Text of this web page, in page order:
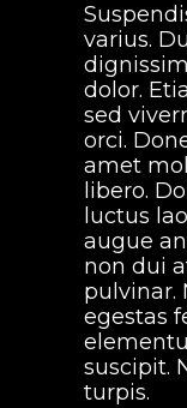
varius.
dolor.
sed
orci.
amet
libero.
luctus
augue
non dui
pulvinar.
egestas
suscipit.
turpis.